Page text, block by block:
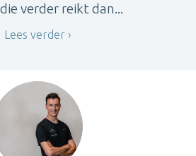
verder reikt dan...
Lees verder